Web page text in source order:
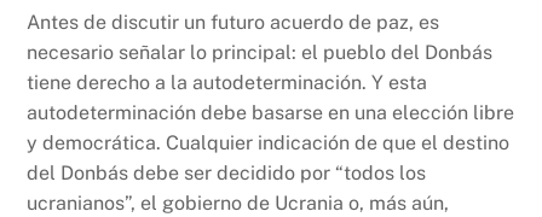
Antes de discutir un futuro acuerdo de paz, es
necesario señalar lo principal: el pueblo del Donbás
tiene derecho a la autodeterminación. Y esta
autodeterminación debe basarse en una elección libre
y democrática. Cualquier indicación de que el destino
del Donbás debe ser decidido por “todos los
ucranianos”, el gobierno de Ucrania o, más aún,